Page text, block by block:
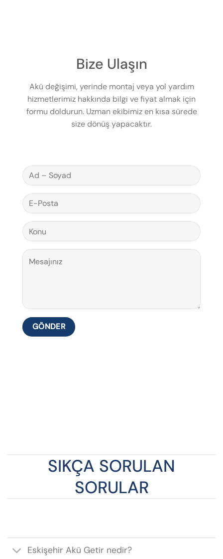
Bize Ulaşın
Akü değişimi, yerinde montaj veya yol yardım
hizmetlerimiz hakkında bilgi ve fiyat almak için
formu doldurun. Uzman ekibimiz en kısa sürede
size dönüş yapacaktır.
SIKÇA SORULAN
SORULAR
Eskişehir Akü Getir nedir?